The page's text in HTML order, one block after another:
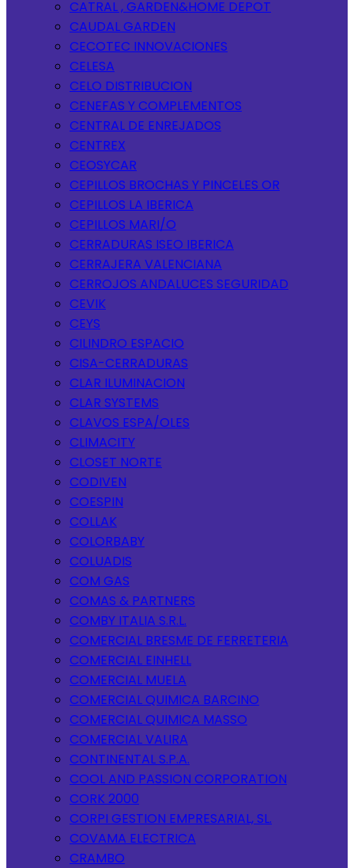
CATRAL , GARDEN&HOME DEPOT
CAUDAL GARDEN
CECOTEC INNOVACIONES
CELESA
CELO DISTRIBUCION
CENEFAS Y COMPLEMENTOS
CENTRAL DE ENREJADOS
CENTREX
CEOSYCAR
CEPILLOS BROCHAS Y PINCELES OR
CEPILLOS LA IBERICA
CEPILLOS MARI/O
CERRADURAS ISEO IBERICA
CERRAJERA VALENCIANA
CERROJOS ANDALUCES SEGURIDAD
CEVIK
CEYS
CILINDRO ESPACIO
CISA-CERRADURAS
CLAR ILUMINACION
CLAR SYSTEMS
CLAVOS ESPA/OLES
CLIMACITY
CLOSET NORTE
CODIVEN
COESPIN
COLLAK
COLORBABY
COLUADIS
COM GAS
COMAS & PARTNERS
COMBY ITALIA S.R.L.
COMERCIAL BRESME DE FERRETERIA
COMERCIAL EINHELL
COMERCIAL MUELA
COMERCIAL QUIMICA BARCINO
COMERCIAL QUIMICA MASSO
COMERCIAL VALIRA
CONTINENTAL S.P.A.
COOL AND PASSION CORPORATION
CORK 2000
CORPI GESTION EMPRESARIAL, SL.
COVAMA ELECTRICA
CRAMBO